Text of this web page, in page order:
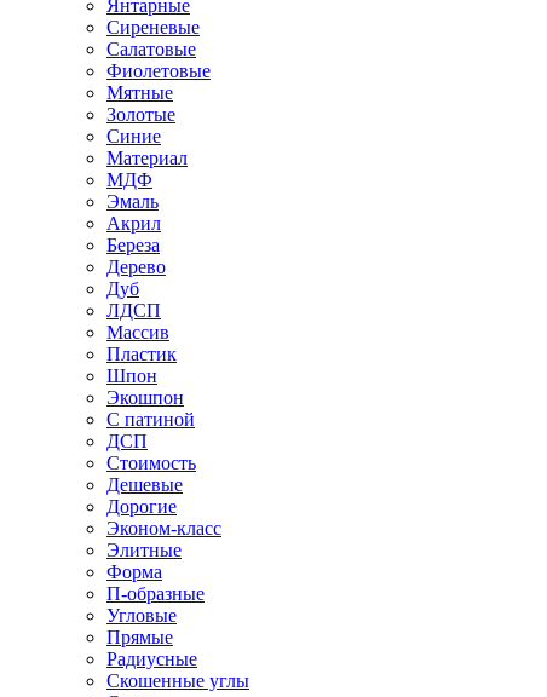
Янтарные
Сиреневые
Салатовые
Фиолетовые
Мятные
Золотые
Синие
Материал
МДФ
Эмаль
Акрил
Береза
Дерево
Дуб
ЛДСП
Массив
Пластик
Шпон
Экошпон
С патиной
ДСП
Стоимость
Дешевые
Дорогие
Эконом-класс
Элитные
Форма
П-образные
Угловые
Прямые
Радиусные
Скошенные углы